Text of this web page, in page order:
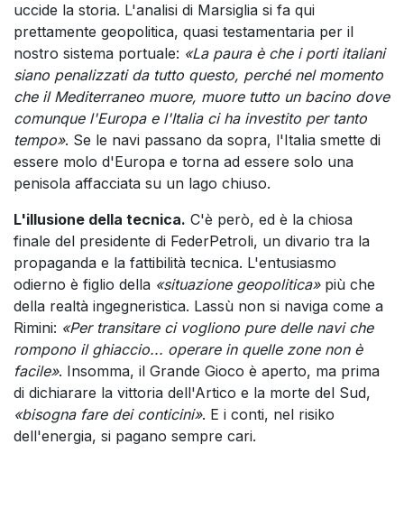
uccide la storia. L'analisi di Marsiglia si fa qui
prettamente geopolitica, quasi testamentaria per il
nostro sistema portuale: «La paura è che i porti italiani
siano penalizzati da tutto questo, perché nel momento
che il Mediterraneo muore, muore tutto un bacino dove
comunque l'Europa e l'Italia ci ha investito per tanto
tempo». Se le navi passano da sopra, l'Italia smette di
essere molo d'Europa e torna ad essere solo una
penisola affacciata su un lago chiuso.
L'illusione della tecnica. C'è però, ed è la chiosa
finale del presidente di FederPetroli, un divario tra la
propaganda e la fattibilità tecnica. L'entusiasmo
odierno è figlio della «situazione geopolitica»più che
della realtà ingegneristica. Lassù non si naviga come a
Rimini: «Per transitare ci vogliono pure delle navi che
rompono il ghiaccio... operare in quelle zone non è
facile». Insomma, il Grande Gioco è aperto, ma prima
di dichiarare la vittoria dell'Artico e la morte del Sud,
«bisogna fare dei conticini». E i conti, nel risiko
dell'energia, si pagano sempre cari.